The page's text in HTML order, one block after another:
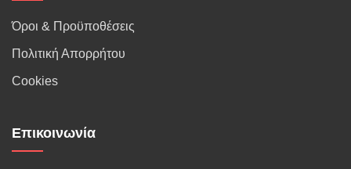
Όροι & Προϋποθέσεις
Πολιτική Απορρήτου
Cookies
Επικοινωνία